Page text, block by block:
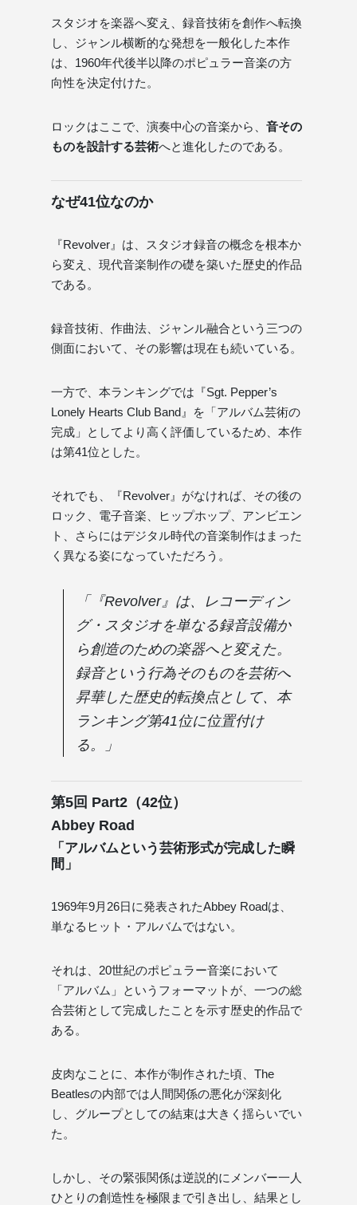
スタジオを楽器へ変え、録音技術を創作へ転換
し、ジャンル横断的な発想を一般化した本作
は、1960年代後半以降のポピュラー音楽の方
向性を決定付けた。
ロックはここで、演奏中心の音楽から、 音その
ものを設計する芸術へと進化したのである。
なぜ41位なのか
『Revolver』は、スタジオ録音の概念を根本か
ら変え、現代音楽制作の礎を築いた歴史的作品
である。
録音技術、作曲法、ジャンル融合という三つの
側面において、その影響は現在も続いている。
一方で、本ランキングでは『Sgt. Pepper’s
Lonely Hearts Club Band』を「アルバム芸術の
完成」としてより高く評価しているため、本作
は第41位とした。
それでも、『Revolver』がなければ、その後の
ロック、電子音楽、ヒップホップ、アンビエン
ト、さらにはデジタル時代の音楽制作はまった
く異なる姿になっていただろう。
「『Revolver』は、レコーディン
グ・スタジオを単なる録音設備か
ら創造のための楽器へと変えた。
録音という行為そのものを芸術へ
昇華した歴史的転換点として、本
ランキング第41位に位置付け
る。」
第5回 Part2（42位）
Abbey Road
「アルバムという芸術形式が完成した瞬
間」
1969年9月26日に発表されたAbbey Roadは、
単なるヒット・アルバムではない。
それは、20世紀のポピュラー音楽において
「アルバム」というフォーマットが、一つの総
合芸術として完成したことを示す歴史的作品で
ある。
皮肉なことに、本作が制作された頃、The
Beatlesの内部では人間関係の悪化が深刻化
し、グループとしての結束は大きく揺らいでい
た。
しかし、その緊張関係は逆説的にメンバー一人
ひとりの創造性を極限まで引き出し、結果とし